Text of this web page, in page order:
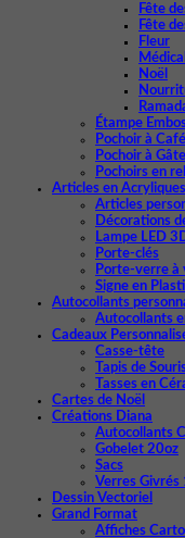
Fête
Fête
Fleur
Noël
Étampe
Pochoir à Café
Pochoir à
Pochoirs en
Articles en
Articles
Décorations
Lampe LED
Porte-clés
Porte-verre à
Signe en
Autocollants
Autocollants
Cadeaux
Casse-tête
Tapis de
Tasses en
Cartes de Noël
Créations Diana
Autocollants
Gobelet 20oz
Sacs
Verres Givrés
Dessin Vectoriel
Grand Format
Affiches